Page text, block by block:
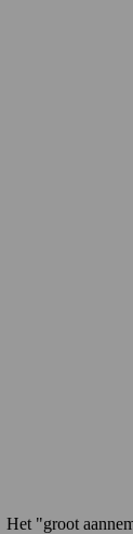
Het "groot